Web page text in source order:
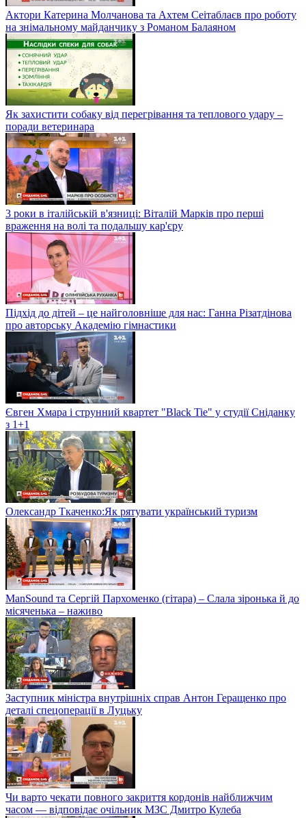
Складаємо список корисних подарунків на новий рік разом із
Іриною Гулей
Актори Катерина Молчанова та Ахтем Сеітаблаєв про роботу
на знімальному майданчику з Романом Балаяном
Як захистити собаку від перегрівання та теплового удару –
поради ветеринара
3 роки в італійській в'язниці: Віталій Марків про перші
враження на волі та подальшу кар'єру
Підхід до дітей – це найголовніше для нас: Ганна Різатдінова
про авторську Академію гімнастики
Євген Хмара і струнний квартет "Black Tie" у студії Сніданку
з 1+1
Олександр Ткаченко:Як рятувати український туризм
ManSound та Сергій Пархоменко (гітара) – Слала зіронька й до
місяченька – наживо